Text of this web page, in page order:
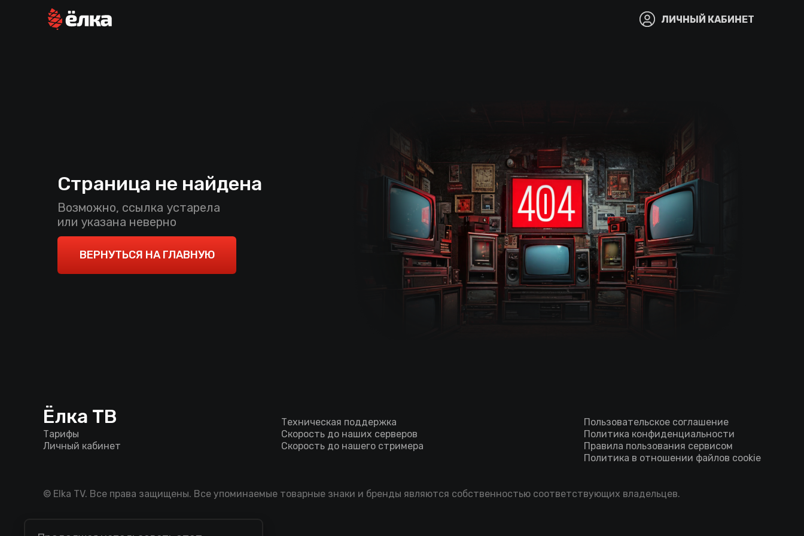
ЛИЧНЫЙ КАБИНЕТ
Страница не найдена
Возможно, ссылка устарела
или указана неверно
ВЕРНУТЬСЯ НА ГЛАВНУЮ
Ёлка ТВ
Тарифы
Личный кабинет
Техническая поддержка
Скорость до наших серверов
Скорость до нашего стримера
Пользовательское соглашение
Политика конфиденциальности
Правила пользования сервисом
Политика в отношении файлов cookie
© Elka TV. Все права защищены. Все упоминаемые товарные знаки и бренды являются собственностью соответствующих владельцев.